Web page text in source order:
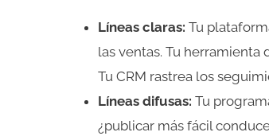
Líneas claras: Tu
las ventas. Tu herramienta
Tu CRM rastrea los
Líneas difusas: Tu
¿publicar más fácil